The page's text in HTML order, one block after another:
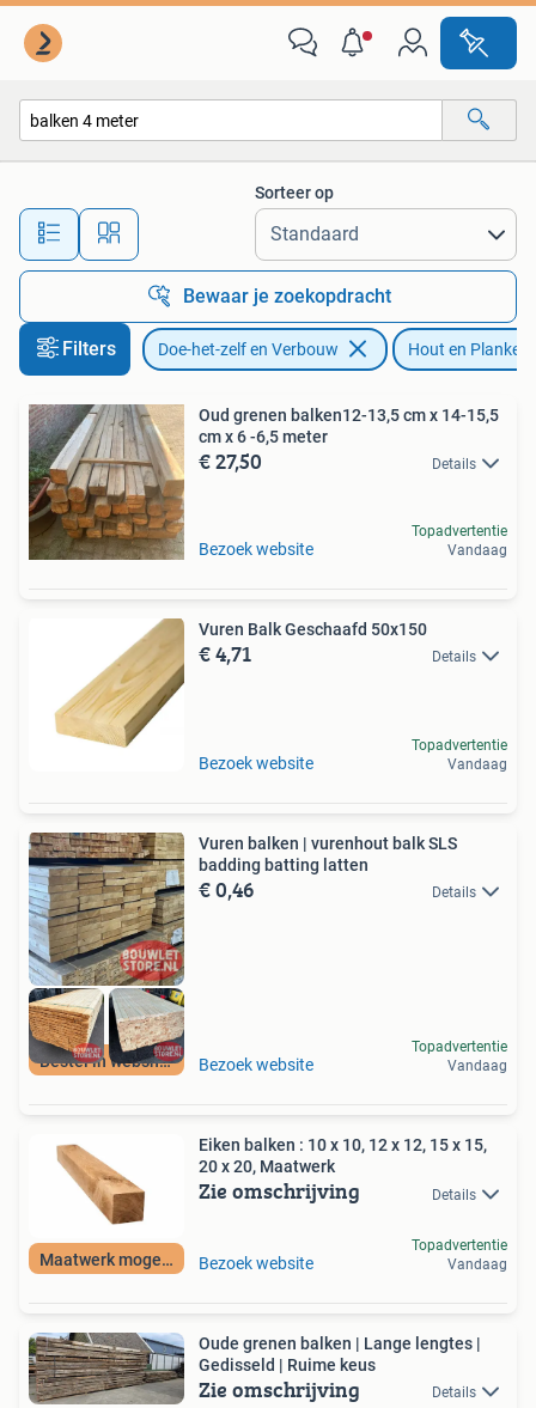
Alle afstanden…
Sorteer op
Bewaar je zoekopdracht
Filters Doe-het-zelf en Verbouw Hout en Planken
Oud grenen balken12-13,5 cm x 14-15,5
cm x 6 -6,5 meter
€ 27,50 Details
Bezoek website
Topadvertentie
Vandaag
Vuren Balk Geschaafd 50x150
€ 4,71 Details
Bezoek website
Topadvertentie
Vandaag
Bestel in webshop
Vuren balken | vurenhout balk SLS
badding batting latten
€ 0,46 Details
Bezoek website
Topadvertentie
Vandaag
Maatwerk mogelijk
Eiken balken : 10 x 10, 12 x 12, 15 x 15,
20 x 20, Maatwerk
Zie omschrijving Details
Bezoek website
Topadvertentie
Vandaag
Oude grenen balken | Lange lengtes |
Gedisseld | Ruime keus
Zie omschrijving Details